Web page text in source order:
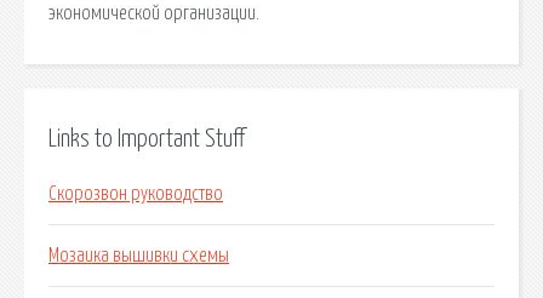
экономической организации.
Links to Important Stuff
Скорозвон руководство
Мозаика вышивки схемы